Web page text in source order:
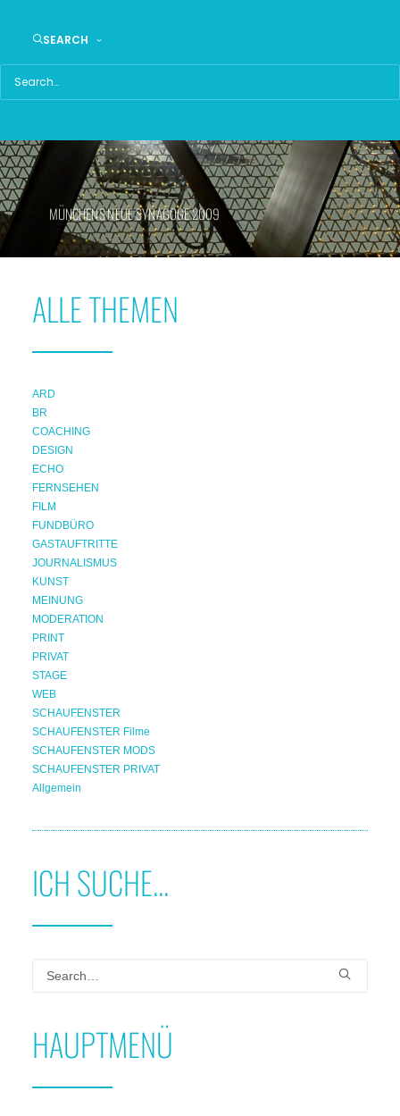
SEARCH
MÜNCHENS NEUE SYNAGOGE 2009
ALLE THEMEN
ARD
BR
COACHING
DESIGN
ECHO
FERNSEHEN
FILM
FUNDBÜRO
GASTAUFTRITTE
JOURNALISMUS
KUNST
MEINUNG
MODERATION
PRINT
PRIVAT
STAGE
WEB
SCHAUFENSTER
SCHAUFENSTER Filme
SCHAUFENSTER MODS
SCHAUFENSTER PRIVAT
Allgemein
ICH SUCHE...
HAUPTMENÜ